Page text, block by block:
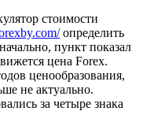
стоимости
определить
пункт показал
цена Forex.
ценообразования,
не актуально.
за четыре знака